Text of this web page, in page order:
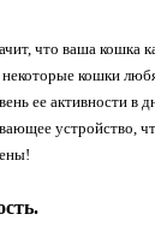
что ваша кошка
некоторые кошки
ее активности в
устройство,